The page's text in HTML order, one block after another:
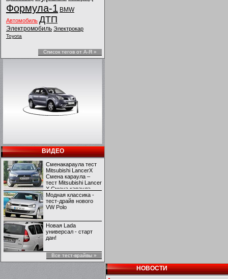
Формула-1 BMW
Автомобиль ДТП
Электромобиль Электрокар
Toyota
Список тегов от А-Я »
ВИДЕО
Сменакараула тест
Mitsubishi LancerX
Смена караула –
тест Mitsubishi Lancer
X Смена караула –
тест Mitsubishi Lancer
X
Модная классика -
тест-драйв нового
VW Polo
Новая Lada
универсал - старт
дан!
Все тест-врайвы »
НОВОСТИ